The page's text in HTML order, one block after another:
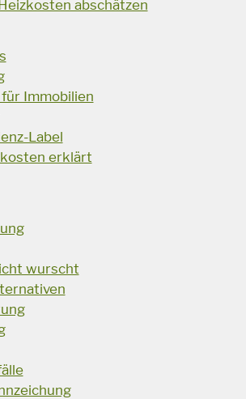
abschätzen
Immobilien
Label
erklärt
wurscht